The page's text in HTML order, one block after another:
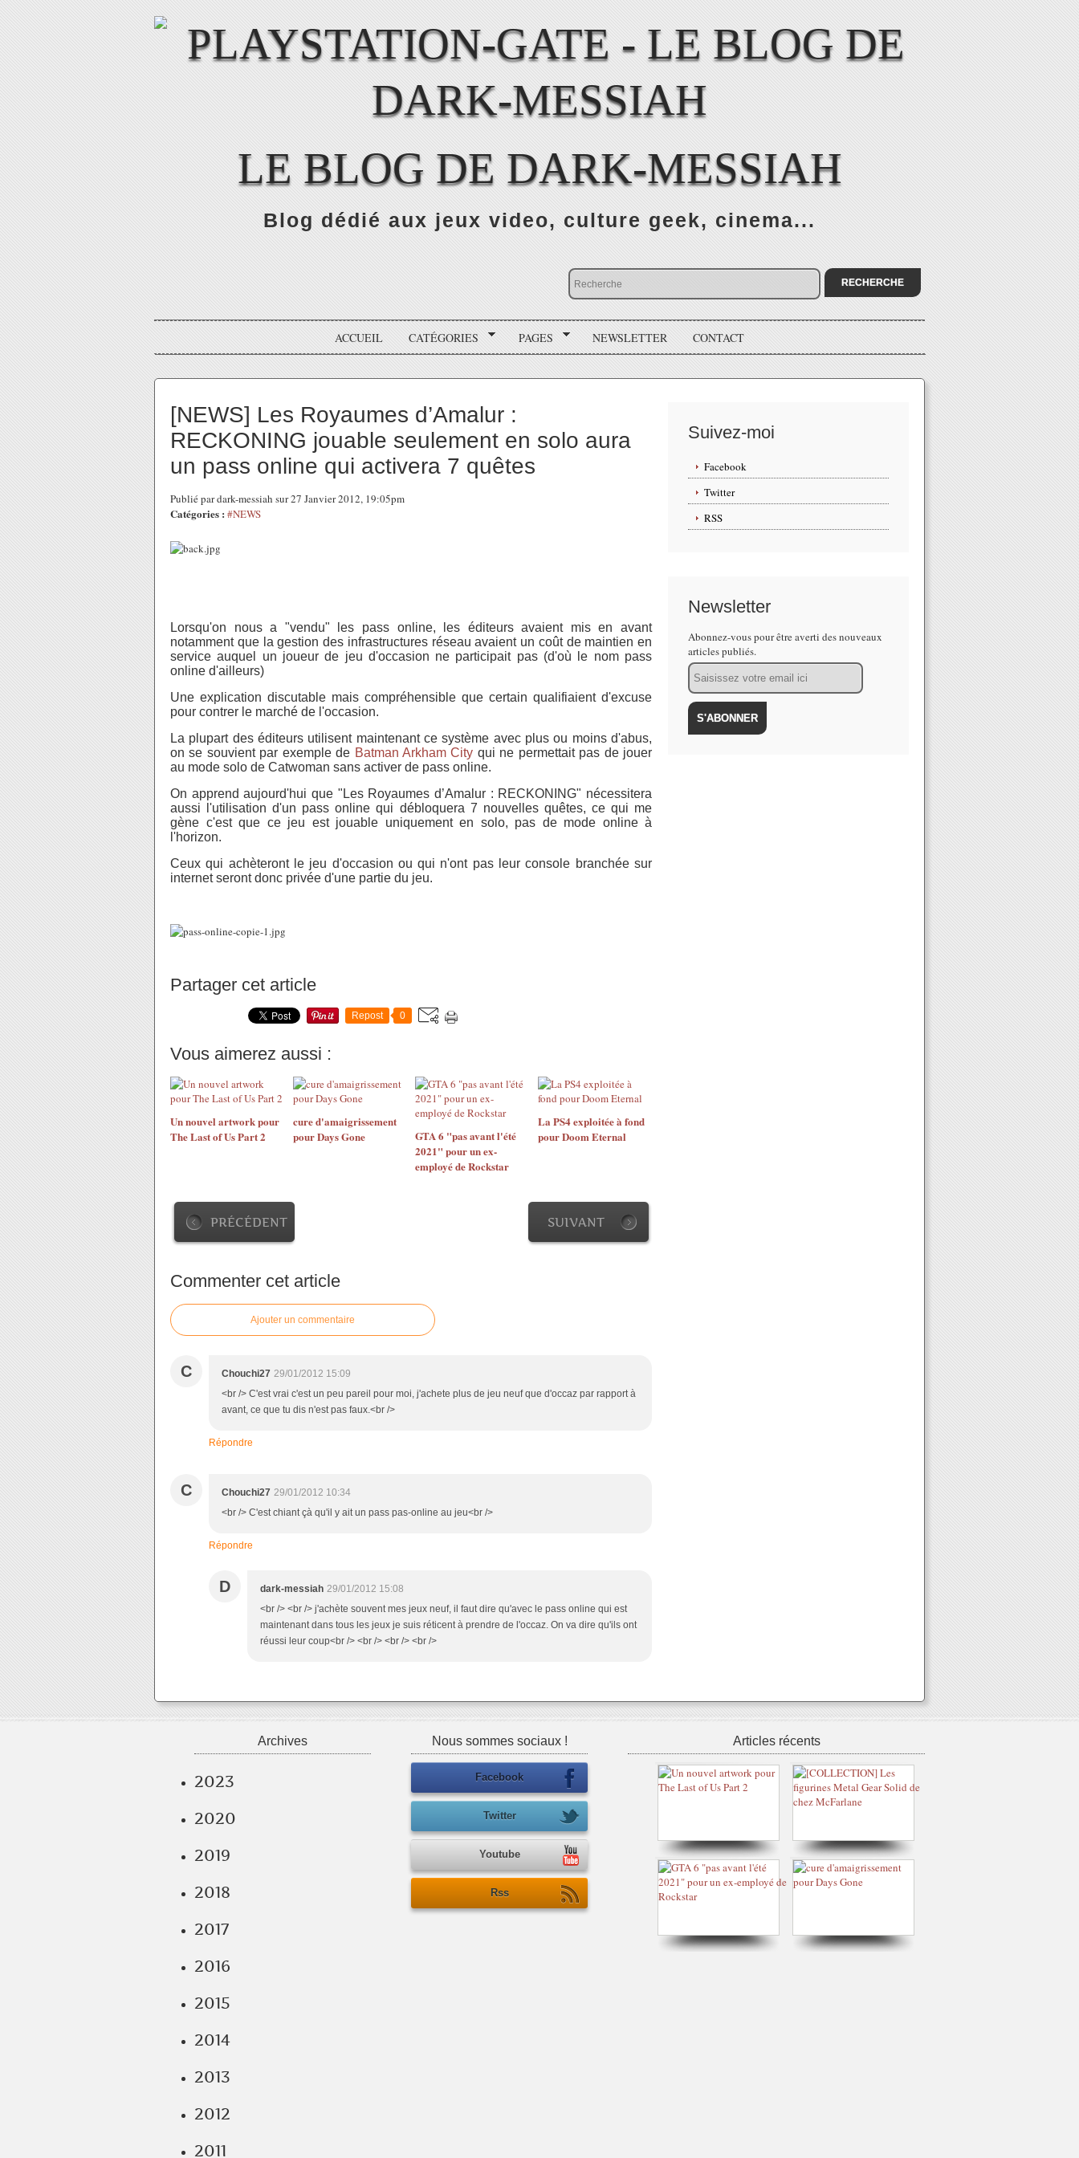
LE BLOG DE DARK-MESSIAH
Blog dédié aux jeux video, culture geek, cinema...
ACCUEIL CATÉGORIES PAGES NEWSLETTER CONTACT
[NEWS] Les Royaumes d’Amalur :
RECKONING jouable seulement en solo aura
un pass online qui activera 7 quêtes
Publié par dark-messiah sur 27 Janvier 2012, 19:05pm
Catégories : #NEWS
Lorsqu'on nous a "vendu" les pass online, les éditeurs avaient mis en avant
notamment que la gestion des infrastructures réseau avaient un coût de maintien en
service auquel un joueur de jeu d'occasion ne participait pas (d'où le nom pass
online d'ailleurs)
Une explication discutable mais compréhensible que certain qualifiaient d'excuse
pour contrer le marché de l'occasion.
La plupart des éditeurs utilisent maintenant ce système avec plus ou moins d'abus,
on se souvient par exemple de Batman Arkham City qui ne permettait pas de jouer
au mode solo de Catwoman sans activer de pass online.
On apprend aujourd'hui que "Les Royaumes d’Amalur : RECKONING" nécessitera
aussi l'utilisation d'un pass online qui débloquera 7 nouvelles quêtes, ce qui me
gène c'est que ce jeu est jouable uniquement en solo, pas de mode online à
l'horizon.
Ceux qui achèteront le jeu d'occasion ou qui n'ont pas leur console branchée sur
internet seront donc privée d'une partie du jeu.
Partager cet article
Repost 0
Vous aimerez aussi :
Un nouvel artwork pour
The Last of Us Part 2
cure d'amaigrissement
pour Days Gone
GTA 6 "pas avant l'été
2021" pour un ex-
employé de Rockstar
La PS4 exploitée à fond
pour Doom Eternal
PRÉCÉDENT SUIVANT
Commenter cet article
Ajouter un commentaire
C Chouchi27 29/01/2012 15:09
<br /> C'est vrai c'est un peu pareil pour moi, j'achete plus de jeu neuf que d'occaz par rapport à
avant, ce que tu dis n'est pas faux.<br />
Répondre
C Chouchi27 29/01/2012 10:34
<br /> C'est chiant çà qu'il y ait un pass pas-online au jeu<br />
Répondre
D dark-messiah 29/01/2012 15:08
<br /> <br /> j'achète souvent mes jeux neuf, il faut dire qu'avec le pass online qui est
maintenant dans tous les jeux je suis réticent à prendre de l'occaz. On va dire qu'ils ont
réussi leur coup<br /> <br /> <br /> <br />
Suivez-moi
Facebook
Twitter
RSS
Newsletter
Abonnez-vous pour être averti des nouveaux
articles publiés.
Email
Archives
2023
2020
2019
2018
2017
2016
2015
2014
2013
2012
2011
Nous sommes sociaux !
Facebook
Twitter
Youtube
Rss
Articles récents